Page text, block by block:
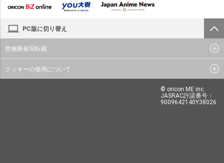
PC版に切り替え
禁無断複写転載
クッキーの使用について
© oricon ME inc.
JASRAC許諾番号：
9009642140Y38026